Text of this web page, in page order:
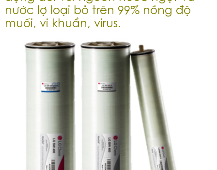
nước lợ loại bỏ trên 99% nồng độ
muối, vi khuẩn, virus.